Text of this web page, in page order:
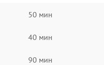
50 мин
40 мин
90 мин